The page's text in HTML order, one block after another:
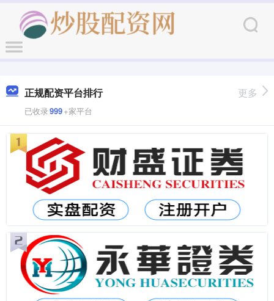
正规配资平台排行
已收录999+家平台
更多